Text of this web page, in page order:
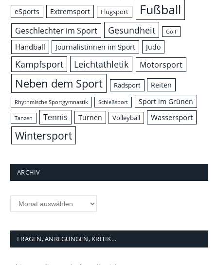
eSports Extremsport Flugsport Fußball
Geschlechter im Sport Gesundheit Golf
Handball Journalistinnen im Sport Judo
Kampfsport Leichtathletik Motorsport
Neben dem Sport Radsport Reiten
Rhythmische Sportgymnastik Schießsport Sport im Grünen
Tanzen Tennis Turnen Volleyball Wassersport
Wintersport
ARCHIV
Archiv
FRAGEN, ANREGUNGEN, KRITIK…